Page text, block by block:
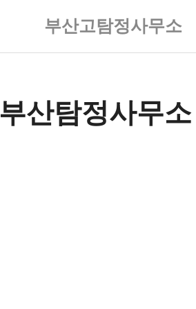
부산고탐정사무소
부산탐정사무소